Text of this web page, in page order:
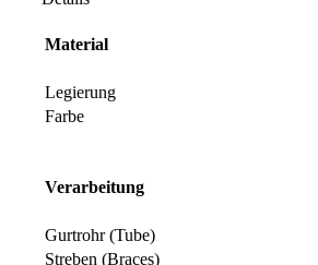
Material
Legierung
Farbe
Verarbeitung
Gurtrohr (Tube)
Streben (Braces)